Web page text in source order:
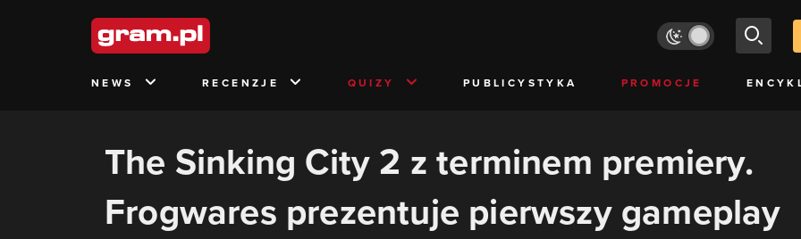
NEWS RECENZJE QUIZY PUBLICYSTYKA PROMOCJE
The Sinking City 2 z terminem premiery.
Frogwares prezentuje pierwszy gameplay